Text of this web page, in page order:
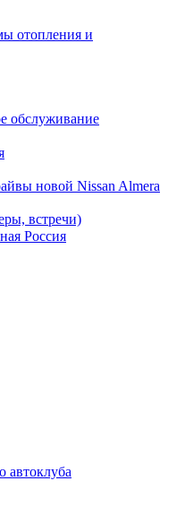
отопления и
обслуживание
новой Nissan Almera
встречи)
Россия